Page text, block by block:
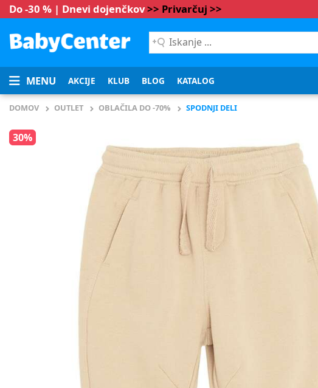
Do -30 % | Dnevi dojenčkov>> Privarčuj >>
Iskanje
...
MENU AKCIJE KLUB BLOG KATALOG
DOMOV OUTLET OBLAČILA DO -70% SPODNJI DELI
30%